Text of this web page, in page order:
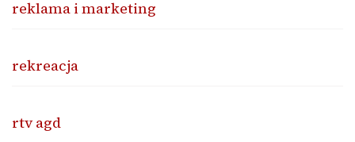
reklama i marketing
rekreacja
rtv agd